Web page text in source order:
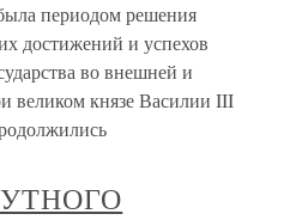
периодом решения
достижений и успехов
во внешней и
великом князе Василии III